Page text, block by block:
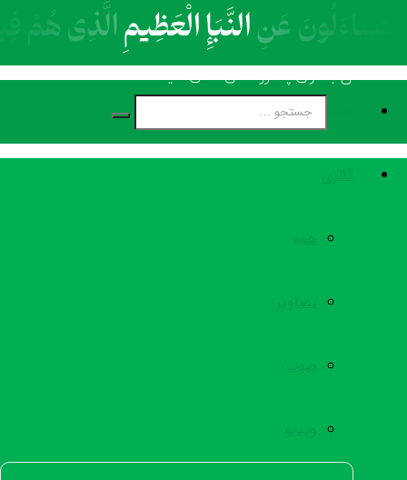
خانه
گالری
همه
تصاویر
صوت
ویدیو